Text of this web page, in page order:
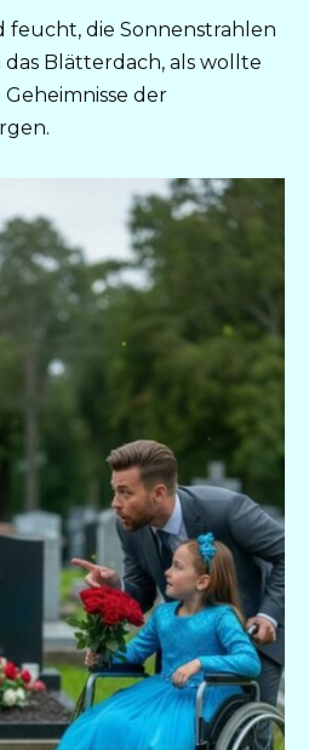
feucht, die Sonnenstrahlen
Blätterdach, als wollte
der